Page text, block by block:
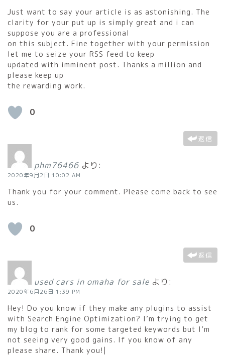
Just want to say your article is as astonishing. The
clarity for your put up is simply great and i can
suppose you are a professional
on this subject. Fine together with your permission
let me to seize your RSS feed to keep
updated with imminent post. Thanks a million and
please keep up
the rewarding work.
0
返信
phm76466 より:
2020年9月2日 10:02 AM
Thank you for your comment. Please come back to see
us.
0
返信
used cars in omaha for sale より:
2020年6月26日 1:39 PM
Hey! Do you know if they make any plugins to assist
with Search Engine Optimization? I’m trying to get
my blog to rank for some targeted keywords but I’m
not seeing very good gains. If you know of any
please share. Thank you!|